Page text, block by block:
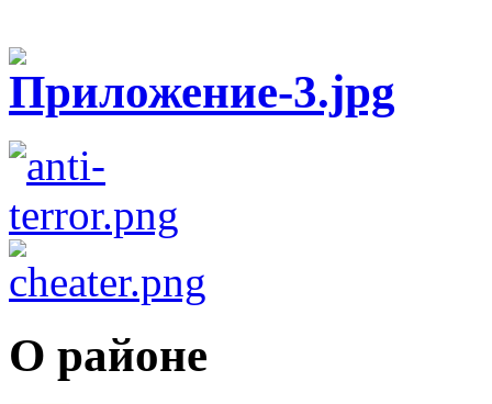
О районе